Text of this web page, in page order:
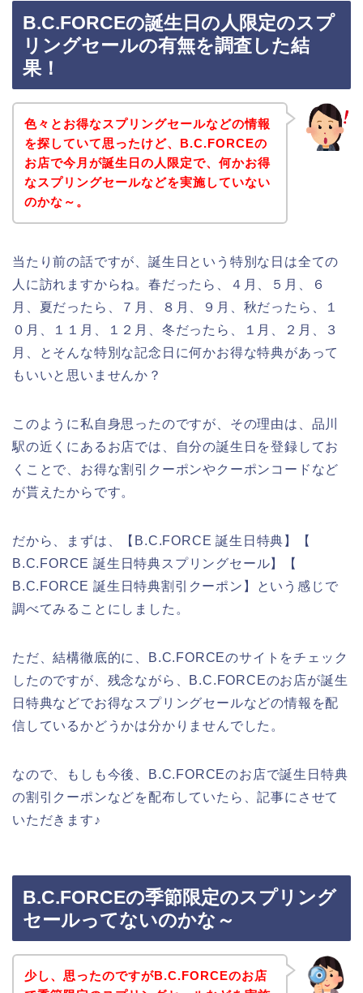
B.C.FORCEの誕生日の人限定のスプ
リングセールの有無を調査した結
果！
色々とお得なスプリングセールなどの情報
を探していて思ったけど、B.C.FORCEの
お店で今月が誕生日の人限定で、何かお得
なスプリングセールなどを実施していない
のかな～。
当たり前の話ですが、誕生日という特別な日は全ての
人に訪れますからね。春だったら、４月、５月、６
月、夏だったら、７月、８月、９月、秋だったら、１
０月、１１月、１２月、冬だったら、１月、２月、３
月、とそんな特別な記念日に何かお得な特典があって
もいいと思いませんか？
このように私自身思ったのですが、その理由は、品川
駅の近くにあるお店では、自分の誕生日を登録してお
くことで、お得な割引クーポンやクーポンコードなど
が貰えたからです。
だから、まずは、【B.C.FORCE 誕生日特典】【
B.C.FORCE 誕生日特典スプリングセール】【
B.C.FORCE 誕生日特典割引クーポン】という感じで
調べてみることにしました。
ただ、結構徹底的に、B.C.FORCEのサイトをチェック
したのですが、残念ながら、B.C.FORCEのお店が誕生
日特典などでお得なスプリングセールなどの情報を配
信しているかどうかは分かりませんでした。
なので、もしも今後、B.C.FORCEのお店で誕生日特典
の割引クーポンなどを配布していたら、記事にさせて
いただきます♪
B.C.FORCEの季節限定のスプリング
セールってないのかな～
少し、思ったのですがB.C.FORCEのお店